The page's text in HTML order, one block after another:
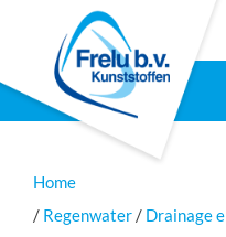
Home
Regenwater
Drainage